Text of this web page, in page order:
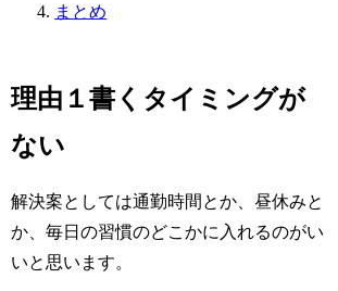
まとめ
理由１書くタイミングが
ない
解決案としては通勤時間とか、昼休みと
か、毎日の習慣のどこかに入れるのがい
いと思います。